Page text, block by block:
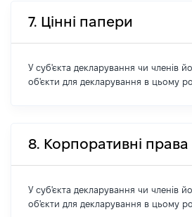
7. Цінні папери
У суб'єкта декларування чи членів
об'єкти для декларування в цьому
8. Корпоративні права
У суб'єкта декларування чи членів
об'єкти для декларування в цьому